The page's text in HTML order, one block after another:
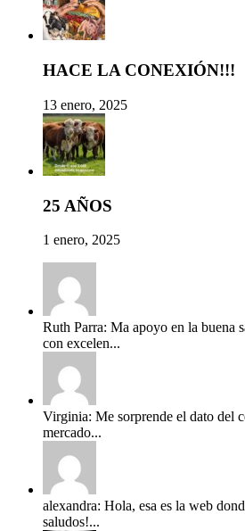
HACE LA CONEXIÓN!!!
13 enero, 2025
25 AÑOS
1 enero, 2025
Ruth Parra: Ma apoyo en la buena
con excelen...
Virginia: Me sorprende el dato del
mercado...
alexandra: Hola, esa es la web
saludos!...